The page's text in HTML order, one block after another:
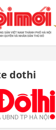
dothi